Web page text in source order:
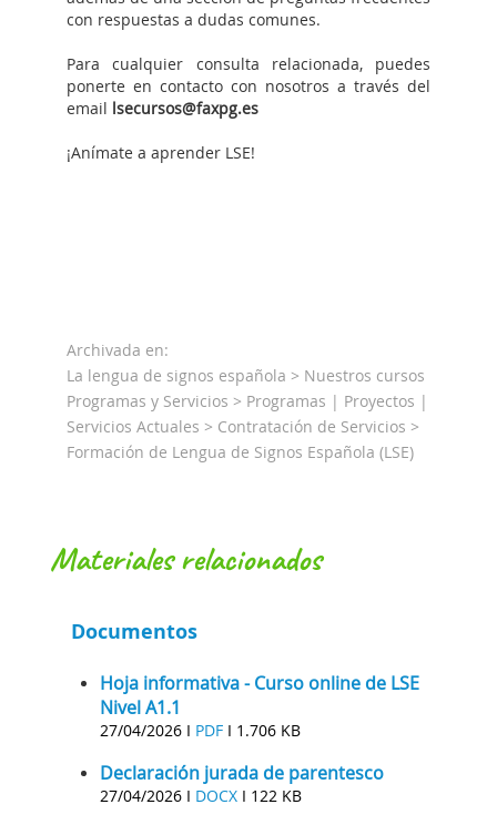
con respuestas a dudas comunes.
Para cualquier consulta relacionada, puedes
ponerte en contacto con nosotros a través del
email lsecursos@faxpg.es
¡Anímate a aprender LSE!
Archivada en:
La lengua de signos española > Nuestros cursos
Programas y Servicios > Programas | Proyectos |
Servicios Actuales > Contratación de Servicios >
Formación de Lengua de Signos Española (LSE)
materiales relacionados
Documentos
Hoja informativa - Curso online de LSE
Nivel A1.1
27/04/2026 I PDF I 1.706 KB
Declaración jurada de parentesco
27/04/2026 I DOCX I 122 KB